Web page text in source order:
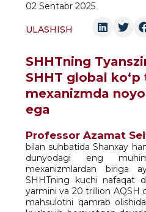
02 Sentabr 2025
ULASHISH
SHHTning
SHHT global
mexanizmda
ega
Professor Azamat
bilan suhbatida Shanxay
dunyodagi eng
mexanizmlardan biriga
SHHTning kuchi nafaqat
yarmini va 20 trillion AQSH
mahsulotni qamrab